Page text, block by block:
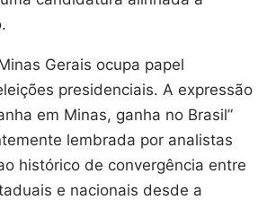
Gerais ocupa papel
presidenciais. A expressão
em Minas, ganha no Brasil”
lembrada por analistas
histórico de convergência entre
e nacionais desde a